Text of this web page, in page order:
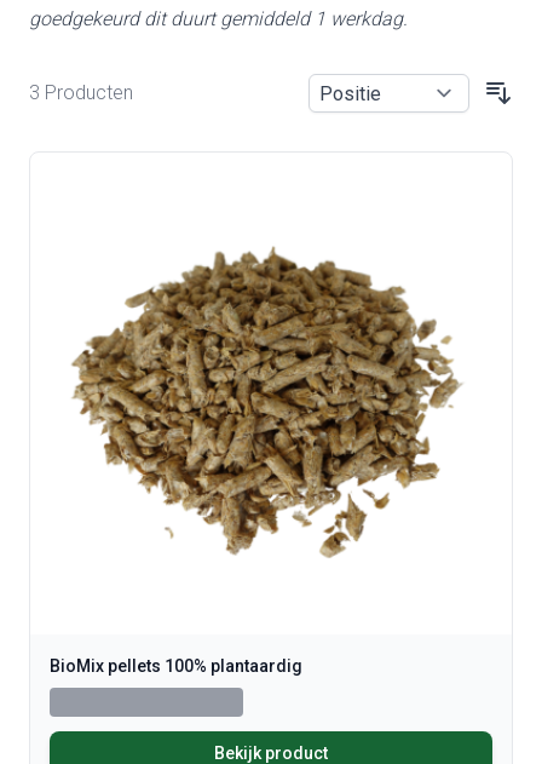
goedgekeurd dit duurt gemiddeld 1 werkdag.
3 Producten
BioMix pellets 100% plantaardig
Bekijk product